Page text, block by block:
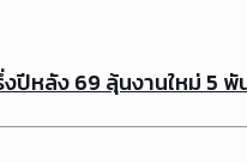
ปีหลัง 69 ลุ้นงานใหม่ 5 พั